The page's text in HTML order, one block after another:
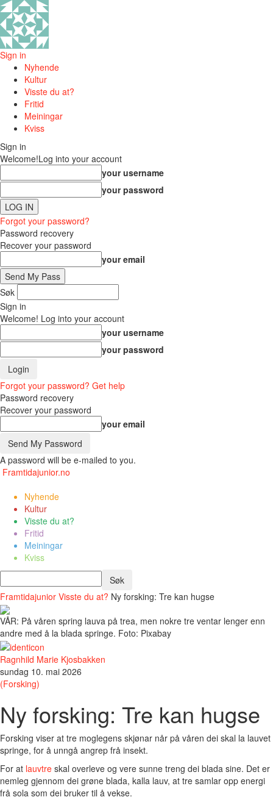
Sign in
Nyhende
Kultur
Visste du at?
Fritid
Meiningar
Kviss
Sign in
Welcome!Log into your account
your username
your password
Forgot your password?
Password recovery
Recover your password
your email
Søk
Sign in
Welcome! Log into your account
your username
your password
Forgot your password? Get help
Password recovery
Recover your password
your email
A password will be e-mailed to you.
Framtidajunior.no
Nyhende
Kultur
Visste du at?
Fritid
Meiningar
Kviss
Framtidajunior Visste du at? Ny forsking: Tre kan hugse
VÅR: På våren spring lauva på trea, men nokre tre ventar lenger enn
andre med å la blada springe. Foto: Pixabay
Ragnhild Marie Kjosbakken
sundag 10. mai 2026
(Forsking)
Ny forsking: Tre kan hugse
Forsking viser at tre moglegens skjønar når på våren dei skal la lauvet
springe, for å unngå angrep frå insekt.
For at lauvtre skal overleve og vere sunne treng dei blada sine. Det er
nemleg gjennom dei grøne blada, kalla lauv, at tre samlar opp energi
frå sola som dei bruker til å vekse.